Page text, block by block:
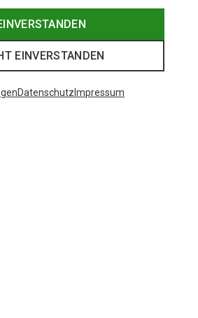
EINVERSTANDEN
Datenschutz Impressum